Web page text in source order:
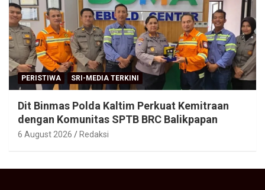
PERISTIWA SRI-MEDIA TERKINI
Dit Binmas Polda Kaltim Perkuat Kemitraan
dengan Komunitas SPTB BRC Balikpapan
6 August 2026 Redaksi